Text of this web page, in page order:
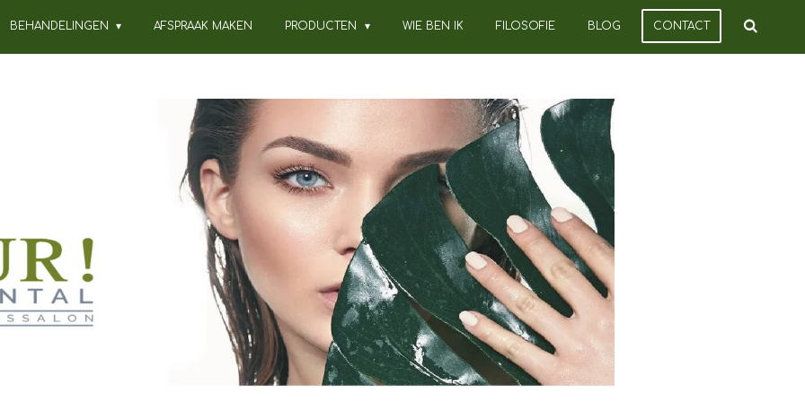
BEHANDELINGEN AFSPRAAK MAKEN PRODUCTEN WIE BEN IK FILOSOFIE BLOG CONTACT